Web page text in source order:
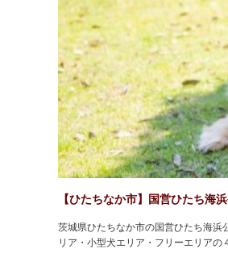
【ひたちなか市】国営ひたち海
茨城県ひたちなか市の国営ひたち海
リア・小型犬エリア・フリーエリア